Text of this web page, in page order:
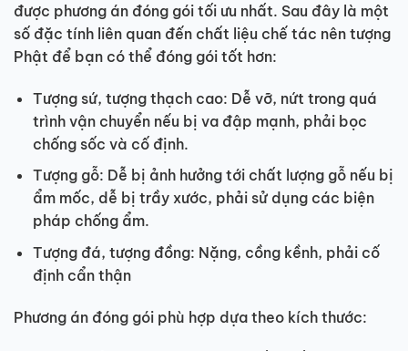
được phương án đóng gói tối ưu nhất. Sau đây là một
số đặc tính liên quan đến chất liệu chế tác nên tượng
Phật để bạn có thể đóng gói tốt hơn:
Tượng sứ, tượng thạch cao: Dễ vỡ, nứt trong quá
trình vận chuyển nếu bị va đập mạnh, phải bọc
chống sốc và cố định.
Tượng gỗ: Dễ bị ảnh hưởng tới chất lượng gỗ nếu bị
ẩm mốc, dễ bị trầy xước, phải sử dụng các biện
pháp chống ẩm.
Tượng đá, tượng đồng: Nặng, cồng kềnh, phải cố
định cẩn thận
Phương án đóng gói phù hợp dựa theo kích thước: